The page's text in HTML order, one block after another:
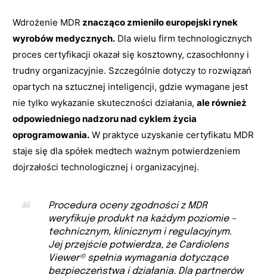
Wdrożenie MDR znacząco zmieniło europejski rynek
wyrobów medycznych. Dla wielu firm technologicznych
proces certyfikacji okazał się kosztowny, czasochłonny i
trudny organizacyjnie. Szczególnie dotyczy to rozwiązań
opartych na sztucznej inteligencji, gdzie wymagane jest
nie tylko wykazanie skuteczności działania, ale również
odpowiedniego nadzoru nad cyklem życia
oprogramowania. W praktyce uzyskanie certyfikatu MDR
staje się dla spółek medtech ważnym potwierdzeniem
dojrzałości technologicznej i organizacyjnej.
Procedura oceny zgodności z MDR
weryfikuje produkt na każdym poziomie –
technicznym, klinicznym i regulacyjnym.
Jej przejście potwierdza, że Cardiolens
Viewer® spełnia wymagania dotyczące
bezpieczeństwa i działania. Dla partnerów